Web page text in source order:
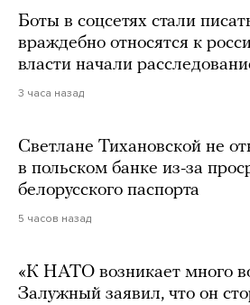
Боты в соцсетях стали
враждебно относятся к
власти начали
3 часа назад
Светлане Тихановской не
в польском банке из-за
белорусского паспорта
5 часов назад
«К НАТО возникает много
Залужный заявил, что он